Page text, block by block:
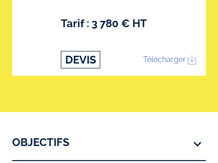
Tarif : 3 780 € HT
DEVIS Télécharger
OBJECTIFS